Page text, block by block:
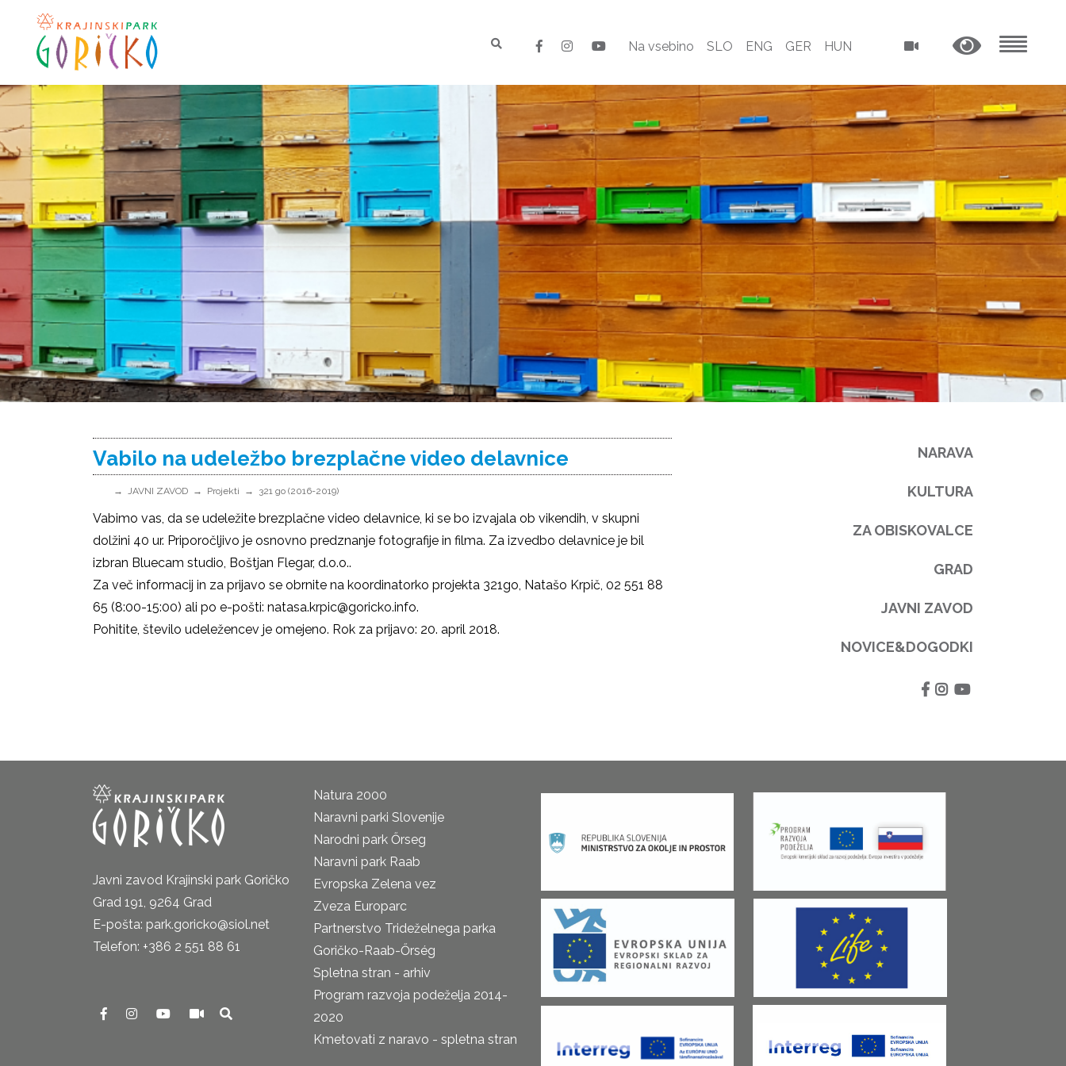
Na vsebino SLO ENG GER HUN
Vabilo na udeležbo brezplačne video delavnice
JAVNI ZAVOD Projekti 321 go (2016-2019)
Vabimo vas, da se udeležite brezplačne video delavnice, ki se bo izvajala ob vikendih, v skupni
dolžini 40 ur. Priporočljivo je osnovno predznanje fotografije in filma. Za izvedbo delavnice je bil
izbran Bluecam studio, Boštjan Flegar, d.o.o..
Za več informacij in za prijavo se obrnite na koordinatorko projekta 321go, Natašo Krpič, 02 551 88
65 (8:00-15:00) ali po e-pošti: natasa.krpic@goricko.info.
Pohitite, število udeležencev je omejeno. Rok za prijavo: 20. april 2018.
NARAVA
KULTURA
ZA OBISKOVALCE
GRAD
JAVNI ZAVOD
NOVICE&DOGODKI
Javni zavod Krajinski park Goričko
Grad 191, 9264 Grad
E-pošta: park.goricko@siol.net
Telefon: +386 2 551 88 61
Natura 2000
Naravni parki Slovenije
Narodni park Őrseg
Naravni park Raab
Evropska Zelena vez
Zveza Europarc
Partnerstvo Trideželnega parka
Goričko-Raab-Őrség
Spletna stran - arhiv
Program razvoja podeželja 2014-
2020
Kmetovati z naravo - spletna stran